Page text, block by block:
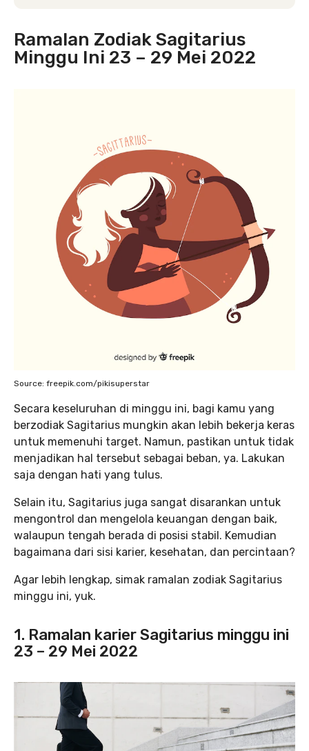
Ramalan Zodiak Sagitarius
Minggu Ini 23 – 29 Mei 2022
Source: freepik.com/pikisuperstar
Secara keseluruhan di minggu ini, bagi kamu yang
berzodiak Sagitarius mungkin akan lebih bekerja keras
untuk memenuhi target. Namun, pastikan untuk tidak
menjadikan hal tersebut sebagai beban, ya. Lakukan
saja dengan hati yang tulus.
Selain itu, Sagitarius juga sangat disarankan untuk
mengontrol dan mengelola keuangan dengan baik,
walaupun tengah berada di posisi stabil. Kemudian
bagaimana dari sisi karier, kesehatan, dan percintaan?
Agar lebih lengkap, simak ramalan zodiak Sagitarius
minggu ini, yuk.
1. Ramalan karier Sagitarius minggu ini
23 – 29 Mei 2022